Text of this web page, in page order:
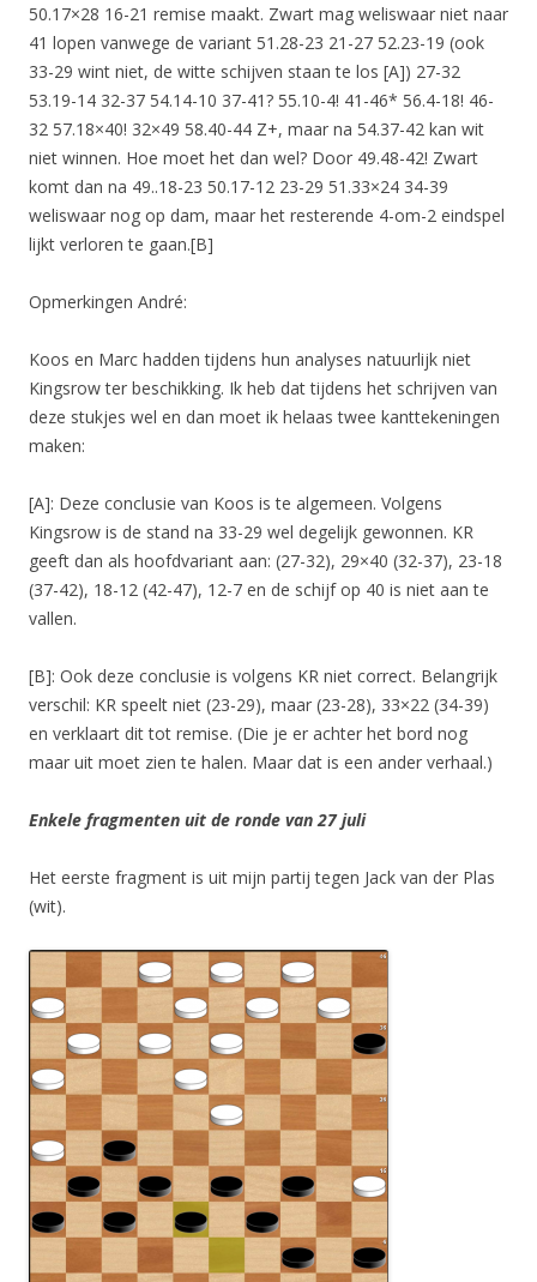
50.17×28 16-21 remise maakt. Zwart mag weliswaar niet naar
41 lopen vanwege de variant 51.28-23 21-27 52.23-19 (ook
33-29 wint niet, de witte schijven staan te los [A]) 27-32
53.19-14 32-37 54.14-10 37-41? 55.10-4! 41-46* 56.4-18! 46-
32 57.18×40! 32×49 58.40-44 Z+, maar na 54.37-42 kan wit
niet winnen. Hoe moet het dan wel? Door 49.48-42! Zwart
komt dan na 49..18-23 50.17-12 23-29 51.33×24 34-39
weliswaar nog op dam, maar het resterende 4-om-2 eindspel
lijkt verloren te gaan.[B]
Opmerkingen André:
Koos en Marc hadden tijdens hun analyses natuurlijk niet
Kingsrow ter beschikking. Ik heb dat tijdens het schrijven van
deze stukjes wel en dan moet ik helaas twee kanttekeningen
maken:
[A]: Deze conclusie van Koos is te algemeen. Volgens
Kingsrow is de stand na 33-29 wel degelijk gewonnen. KR
geeft dan als hoofdvariant aan: (27-32), 29×40 (32-37), 23-18
(37-42), 18-12 (42-47), 12-7 en de schijf op 40 is niet aan te
vallen.
[B]: Ook deze conclusie is volgens KR niet correct. Belangrijk
verschil: KR speelt niet (23-29), maar (23-28), 33×22 (34-39)
en verklaart dit tot remise. (Die je er achter het bord nog
maar uit moet zien te halen. Maar dat is een ander verhaal.)
Enkele fragmenten uit de ronde van 27 juli
Het eerste fragment is uit mijn partij tegen Jack van der Plas
(wit).